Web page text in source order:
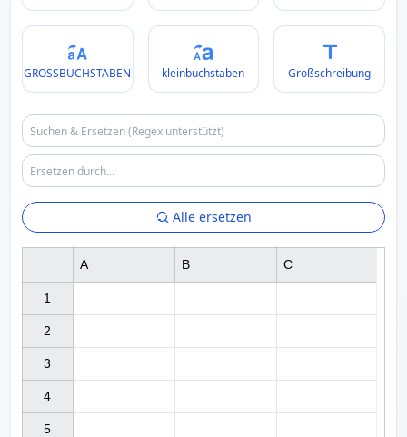
GROSSBUCHSTABEN kleinbuchstaben Großschreibung
Alle ersetzen
1
2
3
4
5
A B C